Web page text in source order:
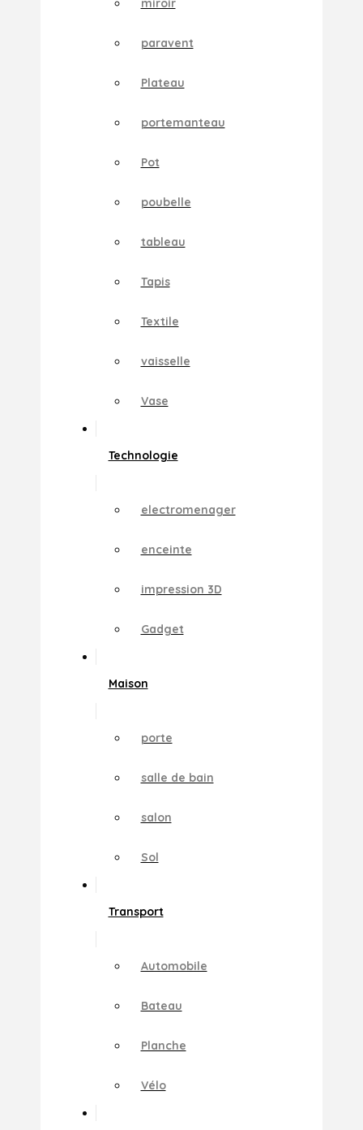
miroir
paravent
Plateau
portemanteau
Pot
poubelle
tableau
Tapis
Textile
vaisselle
Vase
Technologie
electromenager
enceinte
impression 3D
Gadget
Maison
porte
salle de bain
salon
Sol
Transport
Automobile
Bateau
Planche
Vélo